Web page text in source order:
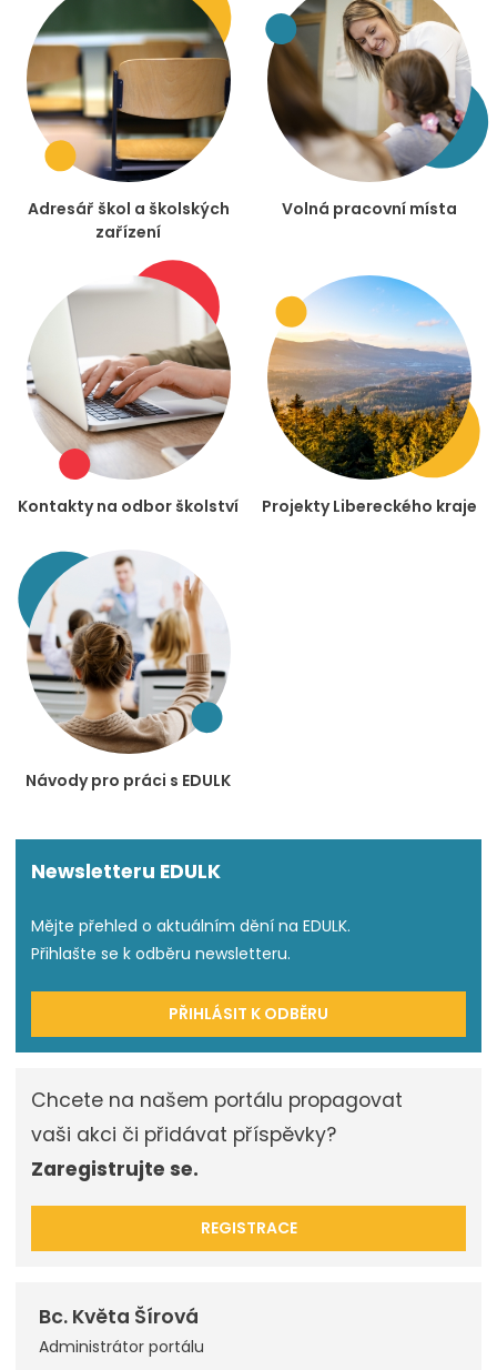
Adresář škol a školských
zařízení
Volná pracovní místa
Kontakty na odbor školství Projekty Libereckého kraje
Návody pro práci s EDULK
Newsletteru EDULK
Mějte přehled o aktuálním dění na EDULK.
Přihlašte se k odběru newsletteru.
PŘIHLÁSIT K ODBĚRU
Chcete na našem portálu propagovat
vaši akci či přidávat příspěvky?
Zaregistrujte se.
REGISTRACE
Bc. Květa Šírová
Administrátor portálu